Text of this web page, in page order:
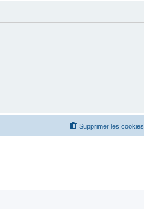
Supprimer les cookies